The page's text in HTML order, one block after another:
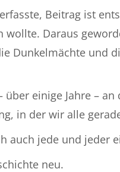
Beitrag ist
wollte. Daraus
Dunkelmächte und
einige Jahre –
in der wir alle
auch jede und jeder
neu.